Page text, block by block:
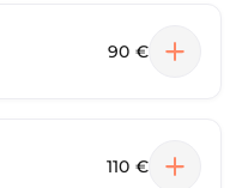
90 €
110 €